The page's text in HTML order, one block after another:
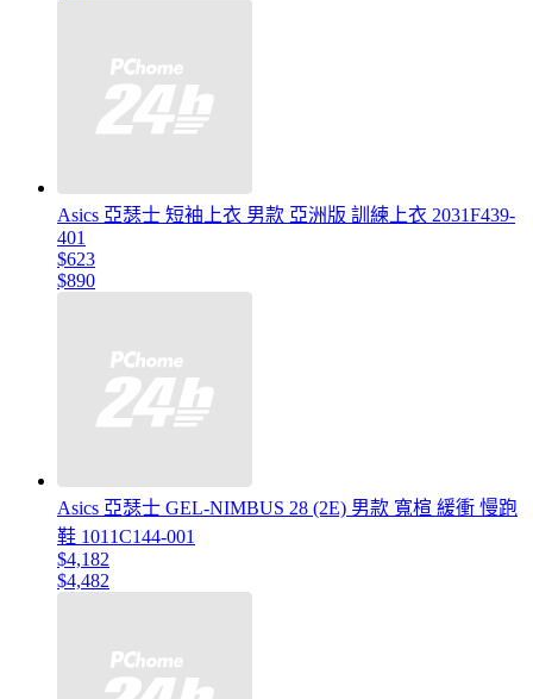
Asics 亞瑟士 短袖上衣 男款 亞洲版 訓練上衣 2031F439-
401
$623
$890
Asics 亞瑟士 GEL-NIMBUS 28 (2E) 男款 寬楦 緩衝 慢跑
鞋 1011C144-001
$4,182
$4,482